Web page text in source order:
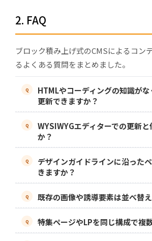
2. FAQ
ブロック積み上げ式のCMSによるコン
るよくある質問をまとめました。
HTMLやコーディングの知識が
更新できますか？
ロップで組み合わせ、定型情報
で更新します。
WYSIWYGエディターでの更新
か？
ームで更新内容を定型化し、ル
崩れをテンプレート化と入力制御
デザインガイドラインに沿った
きますか？
ート制御で表記とレイアウトの
す。
既存の画像や誘導要素は並べ替
を行い、ページの目的に合わせ
特集ページやLPを同じ構成で複